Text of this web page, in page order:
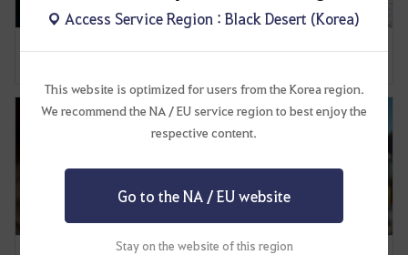
Access Service Region : Black Desert (Korea)
This website is optimized for users from the Korea region.
We recommend the NA / EU service region to best enjoy the
respective content.
Go to the NA / EU website
Stay on the website of this region